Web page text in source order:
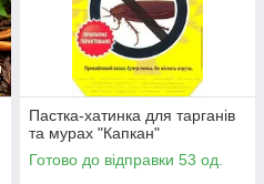
Пастка-хатинка для тарганів
та мурах "Капкан"
Готово до відправки 53 од.